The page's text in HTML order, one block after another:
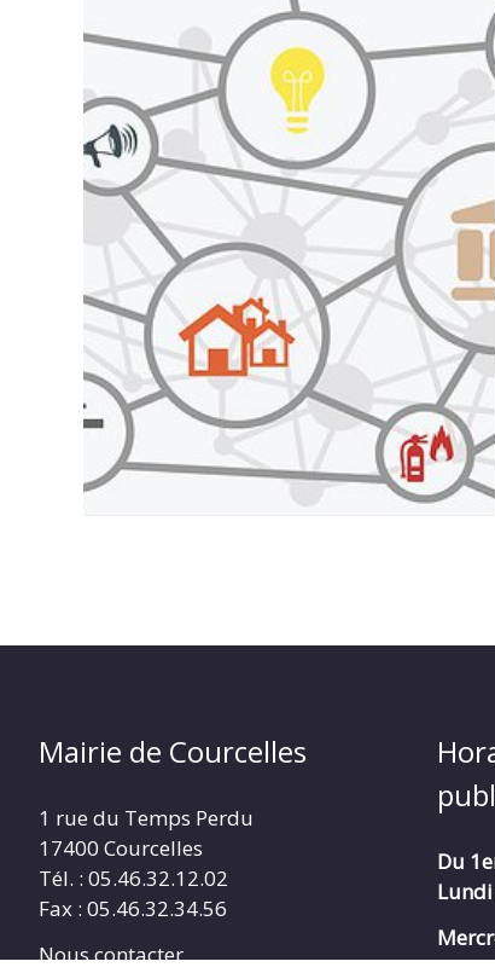
Mairie de Courcelles
1 rue du Temps Perdu
17400 Courcelles
Tél. : 05.46.32.12.02
Fax : 05.46.32.34.56
Nous contacter
Du